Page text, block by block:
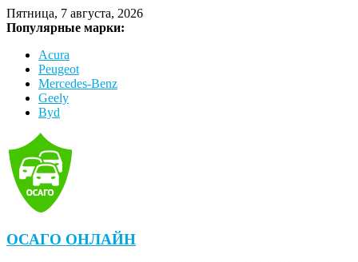
Пятница, 7 августа, 2026
Популярные марки:
Acura
Peugeot
Mercedes-Benz
Geely
Byd
ОСАГО ОНЛАЙН